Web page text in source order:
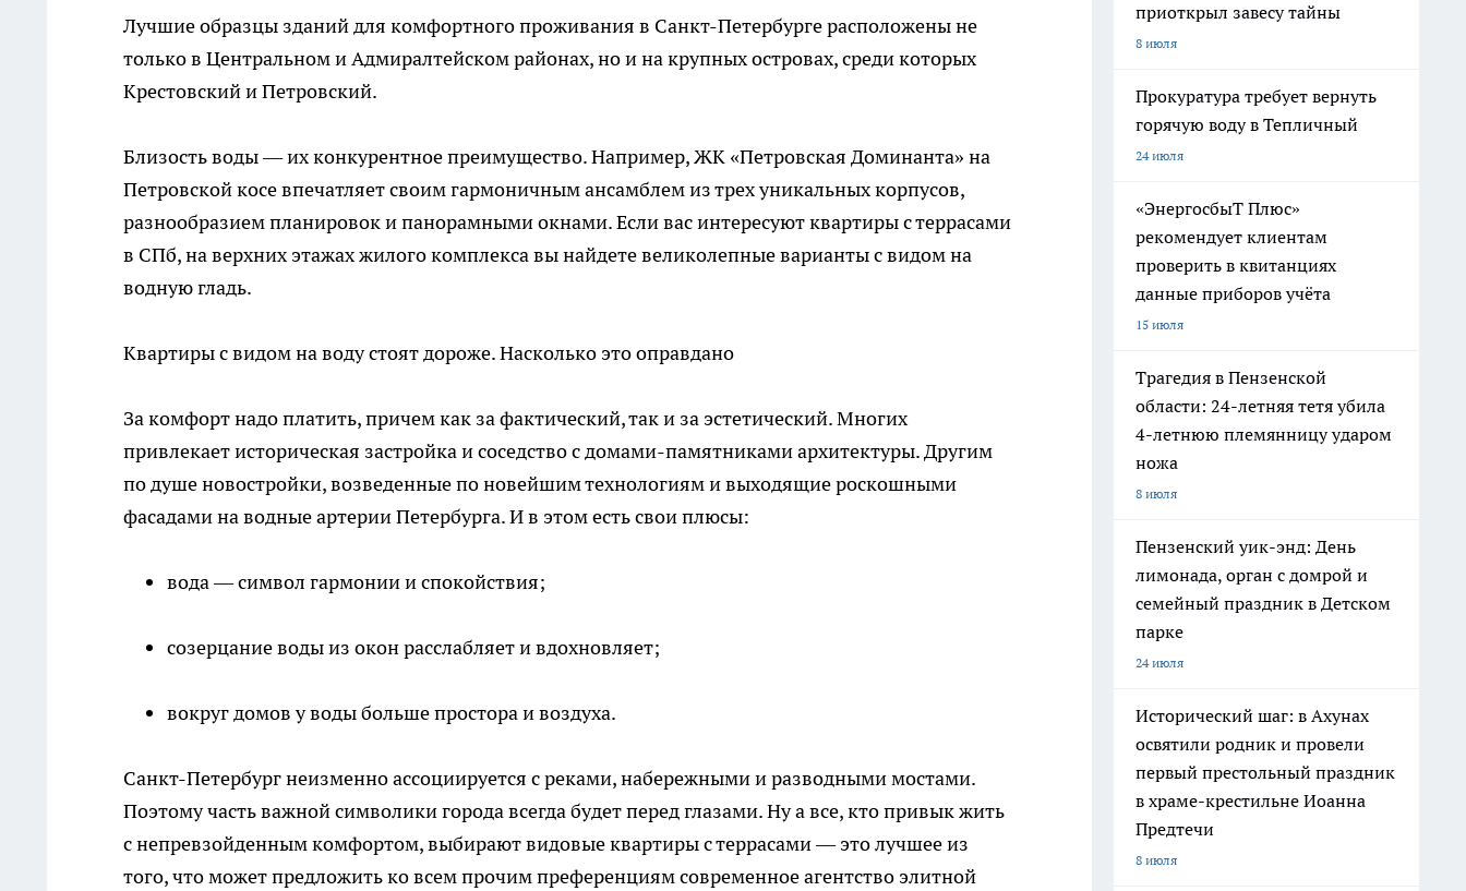
Лучшие образцы зданий для комфортного проживания в Санкт-Петербурге расположены не
только в Центральном и Адмиралтейском районах, но и на крупных островах, среди которых
Крестовский и Петровский.
Близость воды — их конкурентное преимущество. Например, ЖК «Петровская Доминанта» на
Петровской косе впечатляет своим гармоничным ансамблем из трех уникальных корпусов,
разнообразием планировок и панорамными окнами. Если вас интересуютквартиры с террасами
в СПб,на верхних этажах жилого комплекса вы найдете великолепные варианты с видом на
водную гладь.
Квартиры с видом на воду стоят дороже. Насколько это оправдано
За комфорт надо платить, причем как за фактический, так и за эстетический. Многих
привлекает историческая застройка и соседство с домами-памятниками архитектуры. Другим
по душе новостройки, возведенные по новейшим технологиям и выходящие роскошными
фасадами на водные артерии Петербурга. И в этом есть свои плюсы:
вода — символ гармонии и спокойствия;
созерцание воды из окон расслабляет и вдохновляет;
вокруг домов у воды больше простора и воздуха.
Санкт-Петербург неизменно ассоциируется с реками, набережными и разводными мостами.
Поэтому часть важной символики города всегда будет перед глазами. Ну а все, кто привык жить
с непревзойденным комфортом, выбирают видовые квартиры с террасами — это лучшее из
того, что может предложить ко всем прочим преференциям современное агентство элитной
приоткрыл завесу тайны
8 июля
Прокуратура требует вернуть
горячую воду в Тепличный
24 июля
«ЭнергосбыТ Плюс»
рекомендует клиентам
проверить в квитанциях
данные приборов учёта
15 июля
Трагедия в Пензенской
области: 24-летняя тетя убила
4-летнюю племянницу ударом
ножа
8 июля
Пензенский уик-энд: День
лимонада, орган с домрой и
семейный праздник в Детском
парке
24 июля
Исторический шаг: в Ахунах
освятили родник и провели
первый престольный праздник
в храме-крестильне Иоанна
Предтечи
8 июля